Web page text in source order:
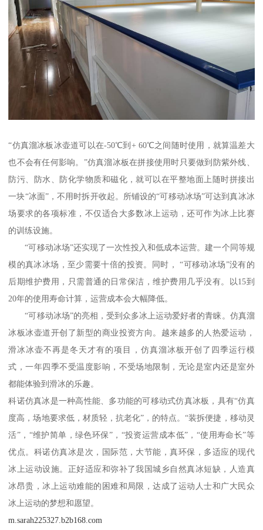
“仿真溜冰板冰壶道可以在-50℃到+ 60℃之间随时使用，就算温差大
也不会有任何影响。”仿真溜冰板在拼接使用时只要做到防紫外线、
防污、防水、防化学物质和磁化，就可以在平整地面上随时拼接出
一块“冰面”，不用时拆开收起。所铺设的“可移动冰场”可达到真冰冰
场要求的各项标准，不仅适合大多数冰上运动，还可作为冰上比赛
的训练设施。
“可移动冰场”还实现了一次性投入和低成本运营。建一个同等规
模的真冰冰场，至少需要十倍的投资。同时， “可移动冰场”没有的
后期维护费用，只需普通的日常保洁，维护费用几乎没有。以15到
20年的使用寿命计算，运营成本会大幅降低。
“可移动冰场”的亮相，受到众多冰上运动爱好者的青睐。仿真溜
冰板冰壶道开创了新型的商业投资方向。越来越多的人热爱运动，
滑冰冰壶不再是冬天才有的项目，仿真溜冰板开创了四季运行模
式，一年四季不受温度影响，不受场地限制，无论是室内还是室外
都能体验到滑冰的乐趣。
科诺仿真冰是一种高性能、多功能的可移动式仿真冰板，具有“仿真
度高，场地要求低，材质轻，抗老化”，的特点。“装拆便捷，移动灵
活”，“维护简单，绿色环保”，“投资运营成本低”，“使用寿命长”等
优点。科诺仿真冰是次，国际范，大节能，真环保，多适应的现代
冰上运动设施。正好适应和弥补了我国城乡自然真冰短缺，人造真
冰昂贵，冰上运动难能的困难和局限，达成了运动人士和广大民众
冰上运动的梦想和愿望。
m.sarah225327.b2b168.com